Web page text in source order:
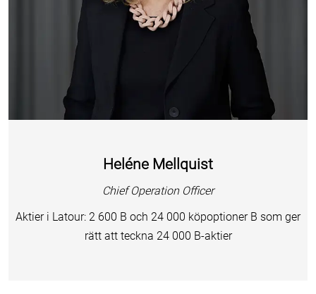
Heléne Mellquist
Chief Operation Officer
Aktier i Latour: 2 600 B och 24 000 köpoptioner B som ger
rätt att teckna 24 000 B-aktier